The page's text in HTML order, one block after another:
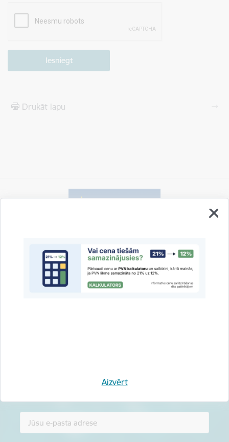
Aizvērt
Drukāt lapu
Vai šī informācija bija noderīga?